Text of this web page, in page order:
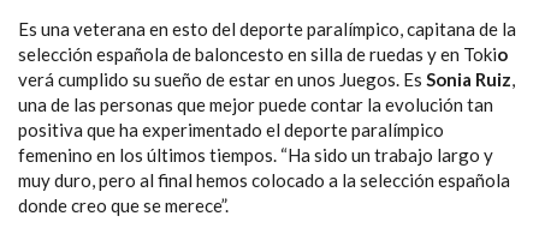
Es una veterana en esto del deporte paralímpico, capitana de la
selección española de baloncesto en silla de ruedas y en Tokio
verá cumplido su sueño de estar en unos Juegos. Es Sonia Ruiz,
una de las personas que mejor puede contar la evolución tan
positiva que ha experimentado el deporte paralímpico
femenino en los últimos tiempos. “Ha sido un trabajo largo y
muy duro, pero al final hemos colocado a la selección española
donde creo que se merece”.